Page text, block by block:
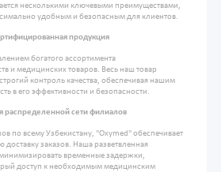
несколькими ключевыми преимуществами,
удобным и безопасным для клиентов.
продукция
богатого ассортимента
и медицинских товаров. Весь наш товар
контроль качества, обеспечивая нашим
в его эффективности и безопасности.
распределенной сети филиалов
по всему Узбекистану, "Oxymed" обеспечивает
заказов. Наша разветвленная
временные задержки,
доступ к необходимым медицинским